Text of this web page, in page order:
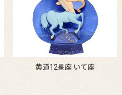
黄道12星座 いて座